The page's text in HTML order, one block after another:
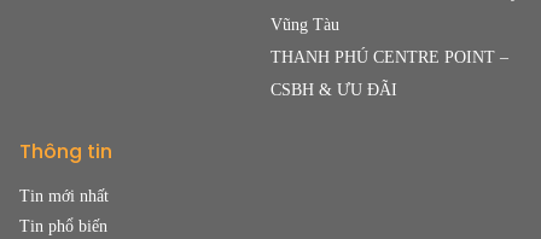
Vũng Tàu
THANH PHÚ CENTRE POINT –
CSBH & ƯU ĐÃI
Thông tin
Tin mới nhất
Tin phổ biến